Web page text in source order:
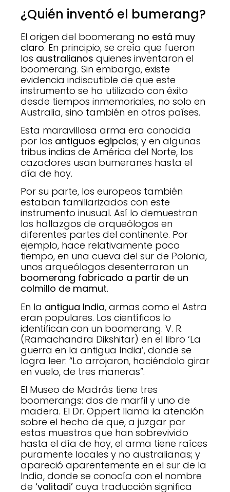
¿Quién inventó el bumerang?
El origen del boomerang no está muy
claro. En principio, se creía que fueron
los australianos quienes inventaron el
boomerang. Sin embargo, existe
evidencia indiscutible de que este
instrumento se ha utilizado con éxito
desde tiempos inmemoriales, no solo en
Australia, sino también en otros países.
Esta maravillosa arma era conocida
por los antiguos egipcios; y en algunas
tribus indias de América del Norte, los
cazadores usan bumeranes hasta el
día de hoy.
Por su parte, los europeos también
estaban familiarizados con este
instrumento inusual. Así lo demuestran
los hallazgos de arqueólogos en
diferentes partes del continente. Por
ejemplo, hace relativamente poco
tiempo, en una cueva del sur de Polonia,
unos arqueólogos desenterraron un
boomerang fabricado a partir de un
colmillo de mamut.
En la antigua India, armas como el Astra
eran populares. Los científicos lo
identifican con un boomerang. V. R.
(Ramachandra Dikshitar) en el libro ‘La
guerra en la antigua India’, donde se
logra leer: “Lo arrojaron, haciéndolo girar
en vuelo, de tres maneras”.
El Museo de Madrás tiene tres
boomerangs: dos de marfil y uno de
madera. El Dr. Oppert llama la atención
sobre el hecho de que, a juzgar por
estas muestras que han sobrevivido
hasta el día de hoy, el arma tiene raíces
puramente locales y no australianas; y
apareció aparentemente en el sur de la
India, donde se conocía con el nombre
de ‘valitadi’ cuya traducción significa